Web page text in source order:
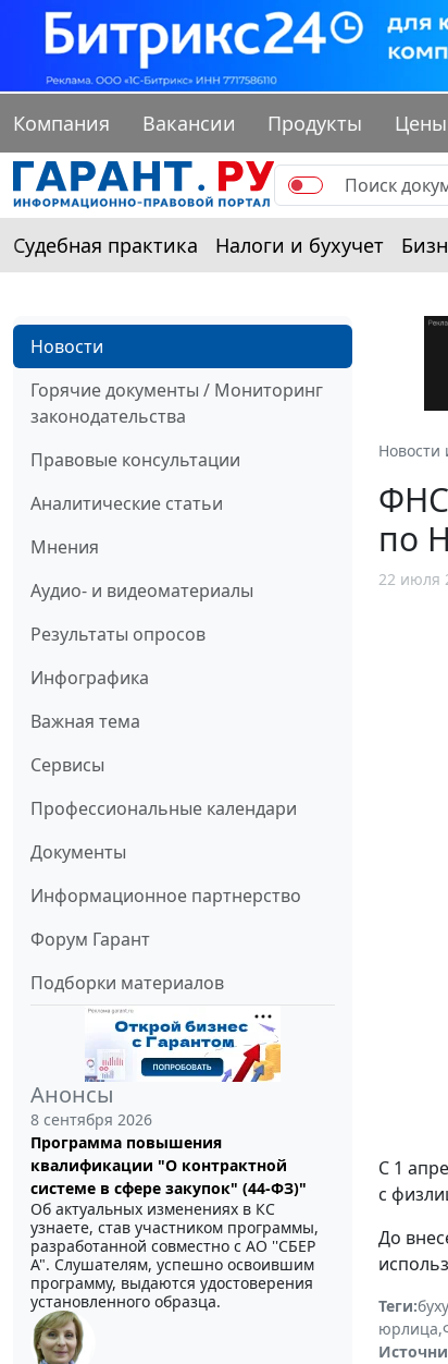
Компания Вакансии Продукты Цены
Судебная практика Налоги и бухучет
Новости
Горячие документы / Мониторинг
законодательства
Правовые консультации
Аналитические статьи
Мнения
Аудио- и видеоматериалы
Результаты опросов
Инфографика
Важная тема
Сервисы
Профессиональные календари
Документы
Информационное партнерство
Форум Гарант
Подборки материалов
Анонсы
8 сентября 2026
Программа повышения
квалификации "О контрактной
системе в сфере закупок" (44-ФЗ)"
Об актуальных изменениях в КС
узнаете, став участником программы,
разработанной совместно с АО ''СБЕР
А". Слушателям, успешно освоившим
программу, выдаются удостоверения
установленного образца.
Новости
ФНС
по
22 июля
С 1
с
До
Теги:
юрлица,